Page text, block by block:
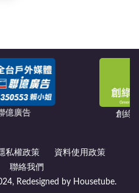
創綠碳權科技
私權政策
資料使用政策
聯絡我們
Redesigned by Housetube.